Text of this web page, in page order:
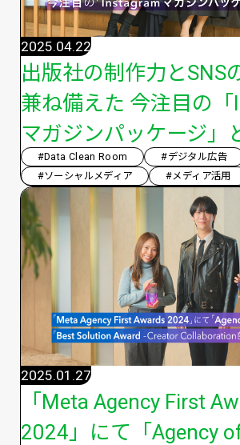
出版社の制作力とSNS
兼ね備えた 今注目の
マガジンパッケージ」
2025.04.22
#Data Clean Room #デジタル広告
#ソーシャルメディア
#メディア活用
「Meta Agency First
2024」にて「Agency
2025.01.27